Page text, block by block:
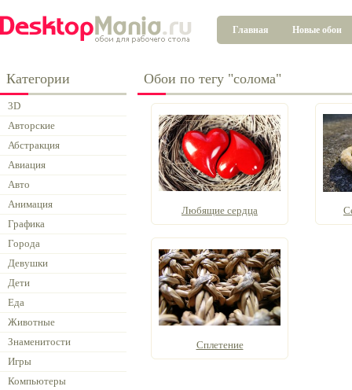
Главная Новые обои
Категории
3D
Авторские
Абстракция
Авиация
Авто
Анимация
Графика
Города
Девушки
Дети
Еда
Животные
Знаменитости
Игры
Компьютеры
Обои по тегу "солома"
Любящие сердца
Cплетение